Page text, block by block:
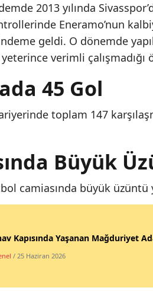
2013 yılında
Eneramo’nun
geldi. O dönemde
verimli
45 Gol
toplam 147
Büyük
camiasında büyük üzüntü
Kapısında Yaşanan Mağduriyet
/ 25 Haziran 2026